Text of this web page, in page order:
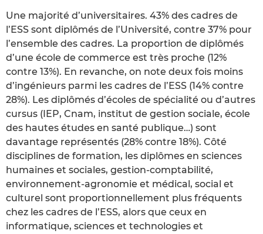
Une majorité d’universitaires. 43% des cadres de
l’ESS sont diplômés de l’Université, contre 37% pour
l’ensemble des cadres. La proportion de diplômés
d’une école de commerce est très proche (12%
contre 13%). En revanche, on note deux fois moins
d’ingénieurs parmi les cadres de l’ESS (14% contre
28%). Les diplômés d’écoles de spécialité ou d’autres
cursus (IEP, Cnam, institut de gestion sociale, école
des hautes études en santé publique…) sont
davantage représentés (28% contre 18%). Côté
disciplines de formation, les diplômes en sciences
humaines et sociales, gestion-comptabilité,
environnement-agronomie et médical, social et
culturel sont proportionnellement plus fréquents
chez les cadres de l’ESS, alors que ceux en
informatique, sciences et technologies et